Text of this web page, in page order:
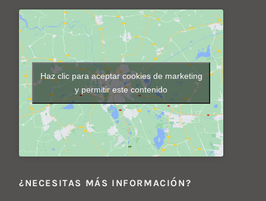
Haz clic para aceptar cookies de marketing
y permitir este contenido
¿NECESITAS MÁS INFORMACIÓN?